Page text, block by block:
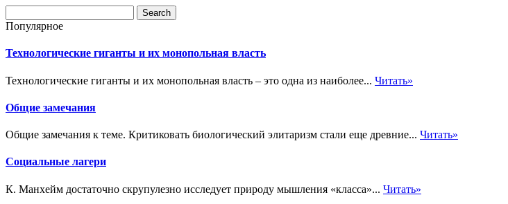
Популярное
Технологические гиганты и их монопольная власть
Технологические гиганты и их монопольная власть – это одна из наиболее... Читать»
Общие замечания
Общие замечания к теме. Критиковать биологический элитаризм стали еще древние... Читать»
Социальные лагери
К. Манхейм достаточно скрупулезно исследует природу мышления «класса»... Читать»